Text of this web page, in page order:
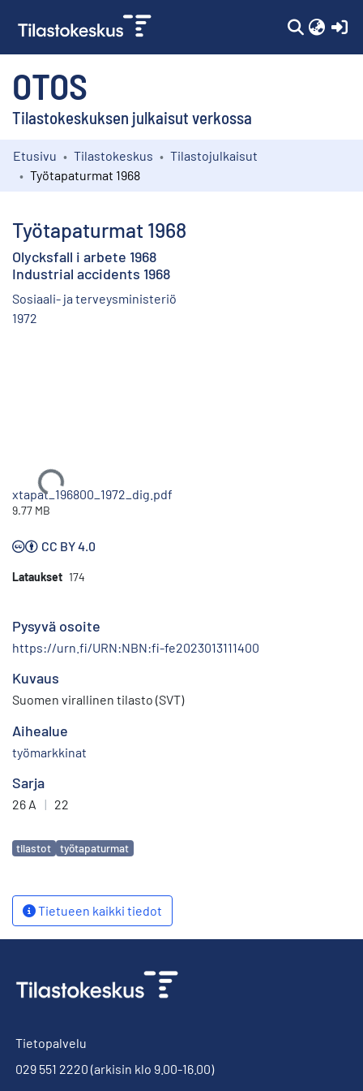
OTOS
Tilastokeskuksen julkaisut verkossa
Kokoelmat
Etusivu Tilastokeskus
Tilastojulkaisut
Työtapaturmat 1968
Työtapaturmat 1968
Olycksfall i arbete 1968
Industrial accidents 1968
Sosiaali- ja terveysministeriö
1972
Ladataan...
xtapat_196800_1972_dig.pdf
9.77 MB
CC BY 4.0
Lataukset 174
Pysyvä osoite
https://urn.fi/URN:NBN:fi-fe2023013111400
Kuvaus
Suomen virallinen tilasto (SVT)
Aihealue
työmarkkinat
Sarja
26 A | 22
Avainsanat
tilastot työtapaturmat
Tietueen kaikki tiedot
Tietopalvelu
029 551 2220 (arkisin klo 9.00-16.00)